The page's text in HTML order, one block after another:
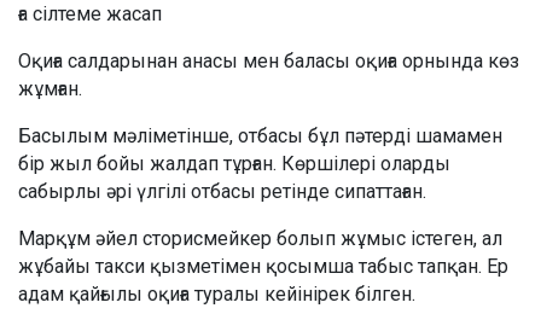
ға сілтеме жасап
Оқиға салдарынан анасы мен баласы оқиға орнында көз
жұмған.
Басылым мәліметінше, отбасы бұл пәтерді шамамен
бір жыл бойы жалдап тұрған. Көршілері оларды
сабырлы әрі үлгілі отбасы ретінде сипаттаған.
Марқұм әйел сторисмейкер болып жұмыс істеген, ал
жұбайы такси қызметімен қосымша табыс тапқан. Ер
адам қайғылы оқиға туралы кейінірек білген.